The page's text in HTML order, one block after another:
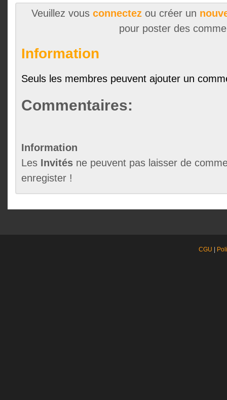
Veuillez vous connectezou créer un
pour poster des
Information
Seuls les membres peuvent ajouter un
Commentaires:
Information
Les Invités ne peuvent pas laisser de
enregister !
CGU